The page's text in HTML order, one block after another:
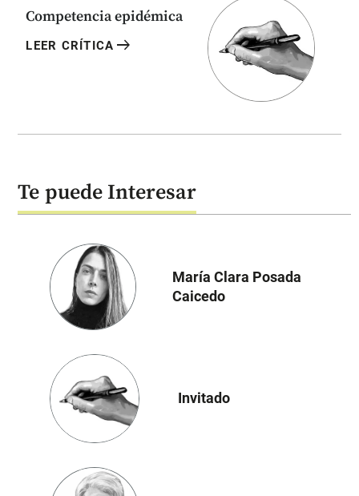
Competencia epidémica
LEER CRÍTICA arrow_right_alt
Te puede Interesar
María Clara Posada
Caicedo
Invitado